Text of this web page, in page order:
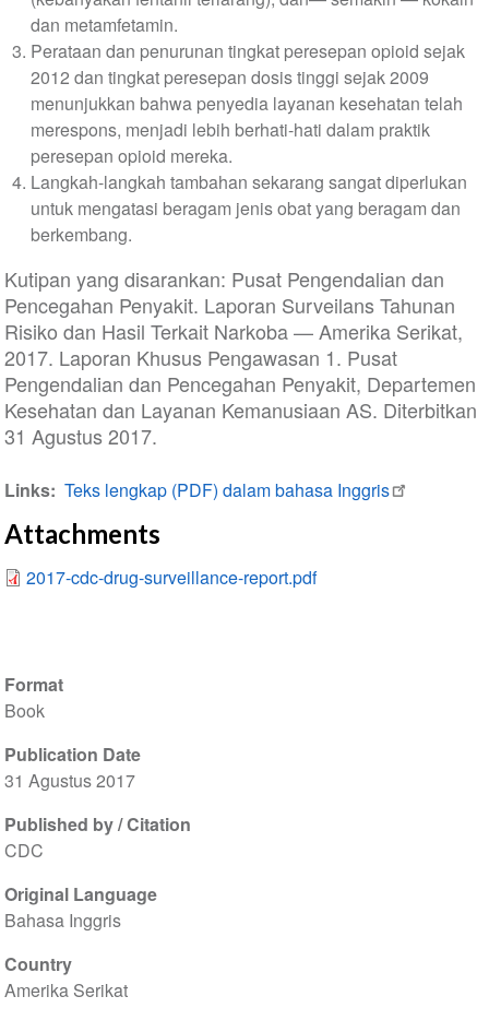
Format
Book
Publication Date
31 Agustus 2017
Published by / Citation
CDC
Original Language
Bahasa Inggris
Country
Amerika Serikat
dan metamfetamin.
Perataan dan penurunan tingkat peresepan opioid sejak
2012 dan tingkat peresepan dosis tinggi sejak 2009
menunjukkan bahwa penyedia layanan kesehatan telah
merespons, menjadi lebih berhati-hati dalam praktik
peresepan opioid mereka.
Langkah-langkah tambahan sekarang sangat diperlukan
untuk mengatasi beragam jenis obat yang beragam dan
berkembang.
Kutipan yang disarankan: Pusat Pengendalian dan
Pencegahan Penyakit. Laporan Surveilans Tahunan
Risiko dan Hasil Terkait Narkoba — Amerika Serikat,
2017. Laporan Khusus Pengawasan 1. Pusat
Pengendalian dan Pencegahan Penyakit, Departemen
Kesehatan dan Layanan Kemanusiaan AS. Diterbitkan
31 Agustus 2017.
Links Teks lengkap (PDF) dalam bahasa Inggris
Attachments
2017-cdc-drug-surveillance-report.pdf